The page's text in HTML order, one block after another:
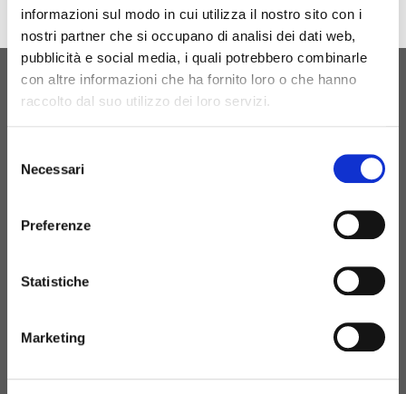
informazioni sul modo in cui utilizza il nostro sito con i
nostri partner che si occupano di analisi dei dati web,
pubblicità e social media, i quali potrebbero combinarle
con altre informazioni che ha fornito loro o che hanno
raccolto dal suo utilizzo dei loro servizi.
delNecessari
Preferenze
Statistiche
Marketing
ORIGINAL BIRTH
+39 081 506 2506
BIRTH@BIRTH.IT
PIGNATARO MAGGIORE (CE)